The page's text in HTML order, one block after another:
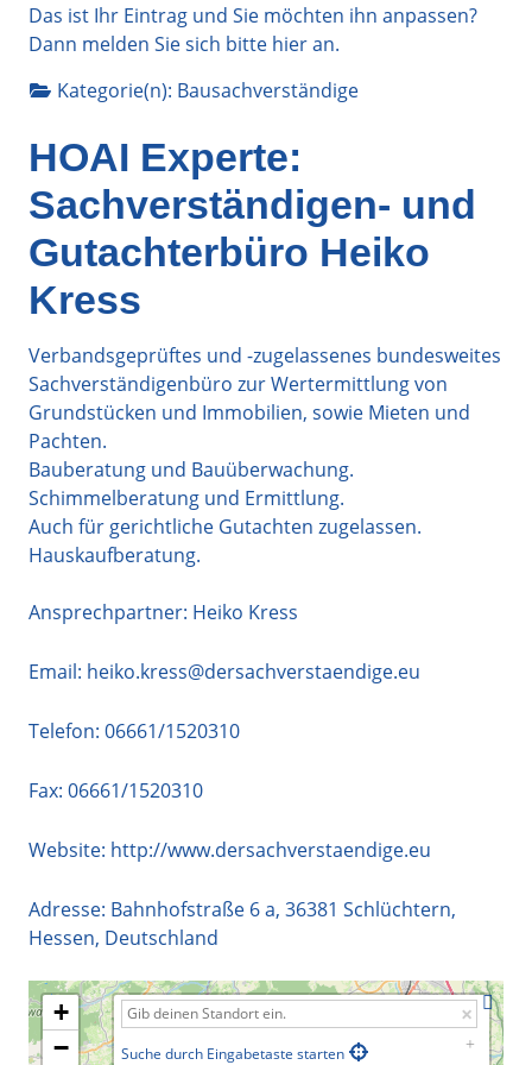
Das ist Ihr Eintrag und Sie möchten ihn anpassen?
Dann melden Sie sich bitte hieran.
Kategorie(n): Bausachverständige
HOAI Experte:
Sachverständigen- und
Gutachterbüro Heiko
Kress
Verbandsgeprüftes und -zugelassenes bundesweites
Sachverständigenbüro zur Wertermittlung von
Grundstücken und Immobilien, sowie Mieten und
Pachten.
Bauberatung und Bauüberwachung.
Schimmelberatung und Ermittlung.
Auch für gerichtliche Gutachten zugelassen.
Hauskaufberatung.
Ansprechpartner: Heiko Kress
Email: heiko.kress@dersachverstaendige.eu
Telefon: 06661/1520310
Fax: 06661/1520310
Website: http://www.dersachverstaendige.eu
Adresse: Bahnhofstraße 6 a, 36381 Schlüchtern,
Hessen, Deutschland
+
−
Suche durch Eingabetaste starten